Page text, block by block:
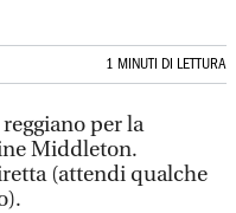
1 MINUTI DI LETTURA
per la
Middleton.
(attendi qualche